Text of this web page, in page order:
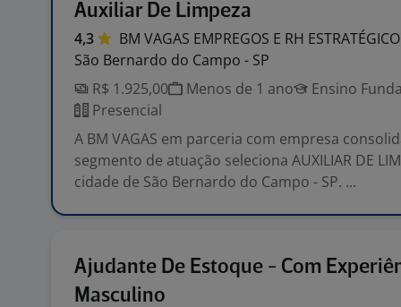
Auxiliar De Limpeza
4,3 BM VAGAS EMPREGOS E RH
São Bernardo do Campo - SP
R$ 1.925,00
Menos de 1 ano
Ensino
Presencial
A BM VAGAS em parceria com empresa
segmento de atuação seleciona AUXILIAR DE
cidade de São Bernardo do Campo - SP. ...
Ajudante De Estoque - Com
Masculino